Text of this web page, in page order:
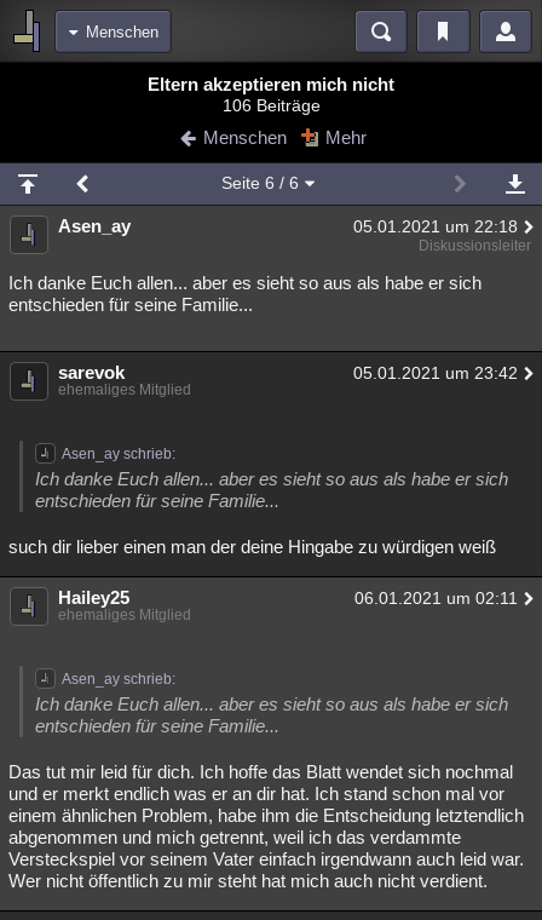
Menschen
Blogs Videos
Chat Wiki Neuigkeiten
meine Rubriken
Menschen Mystery Kriminalfälle
Spiritualität Verschwörungen Technologie Ufologie
weitere Rubriken
Philosophie Träume
Astronomie Helpdesk
Musik Clash Verbesserungen
Lesenswert Schlüsselwörter
Eltern akzeptieren mich nicht
106 Beiträge
Menschen Mehr
Seite 6 / 6
Asen_ay 05.01.2021 um 22:18
Diskussionsleiter
Ich danke Euch allen... aber es sieht so aus als habe er sich
entschieden für seine Familie...
sarevok 05.01.2021 um 23:42
ehemaliges Mitglied
Asen_ay schrieb:
Ich danke Euch allen... aber es sieht so aus als habe er sich
entschieden für seine Familie...
such dir lieber einen man der deine Hingabe zu würdigen weiß
Hailey25 06.01.2021 um 02:11
ehemaliges Mitglied
Asen_ay schrieb:
Ich danke Euch allen... aber es sieht so aus als habe er sich
entschieden für seine Familie...
Das tut mir leid für dich. Ich hoffe das Blatt wendet sich nochmal
und er merkt endlich was er an dir hat. Ich stand schon mal vor
einem ähnlichen Problem, habe ihm die Entscheidung letztendlich
abgenommen und mich getrennt, weil ich das verdammte
Versteckspiel vor seinem Vater einfach irgendwann auch leid war.
Wer nicht öffentlich zu mir steht hat mich auch nicht verdient.